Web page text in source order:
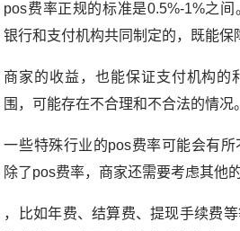
pos费率正规的标准是0.5%-1%之
银行和支付机构共同制定的，既能保
商家的收益，也能保证支付机构的
围，可能存在不合理和不合法的情况
一些特殊行业的pos费率可能会有所
除了pos费率，商家还需要考虑其他
，比如年费、结算费、提现手续费